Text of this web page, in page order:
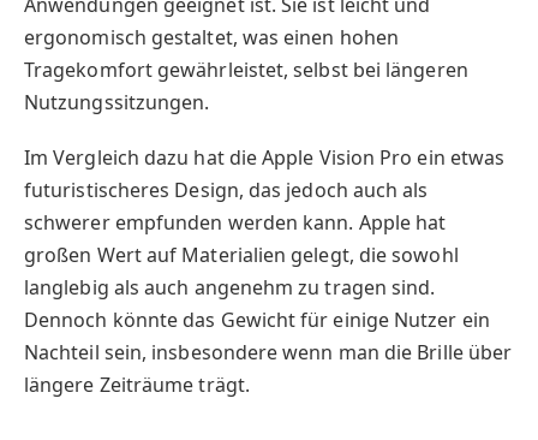
ergonomisch gestaltet, was einen hohen
Tragekomfort gewährleistet, selbst bei längeren
Nutzungssitzungen.
Im Vergleich dazu hat die Apple Vision Pro ein etwas
futuristischeres Design, das jedoch auch als
schwerer empfunden werden kann. Apple hat
großen Wert auf Materialien gelegt, die sowohl
langlebig als auch angenehm zu tragen sind.
Dennoch könnte das Gewicht für einige Nutzer ein
Nachteil sein, insbesondere wenn man die Brille über
längere Zeiträume trägt.